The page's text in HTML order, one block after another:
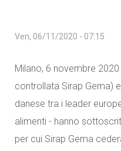
Ven, 06/11/2020 - 07:15
Milano, 6 novembre
controllata Sirap Gema)
danese tra i leader
alimenti - hanno
per cui Sirap Gema